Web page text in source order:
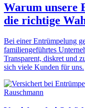
Warum unsere
die richtige
Bei einer Entrümpelung
familiengeführtes
Transparent, diskret und
sich viele Kunden für uns.